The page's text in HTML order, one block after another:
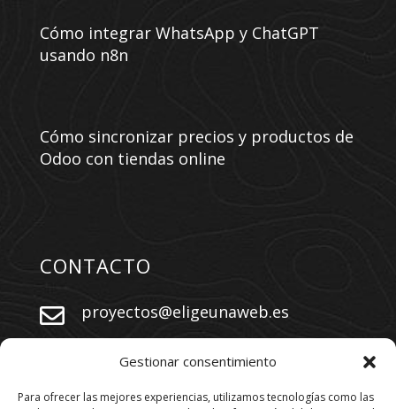
Gestionar consentimiento
Para ofrecer las mejores experiencias, utilizamos tecnologías como las
Cómo integrar WhatsApp y ChatGPT
usando n8n
Cómo sincronizar precios y productos de
Odoo con tiendas online
CONTACTO
 proyectos@eligeunaweb.es
+34 609 730 569